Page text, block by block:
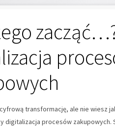
transformację, ale nie wiesz
digitalizacja procesów zakupowych.